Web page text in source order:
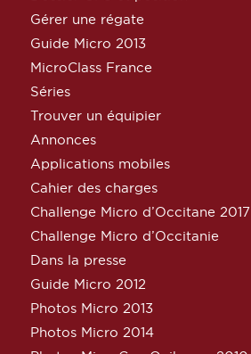
Gérer une régate
Guide Micro 2013
MicroClass France
Séries
Trouver un équipier
Annonces
Applications mobiles
Cahier des charges
Challenge Micro d’Occitane 2017
Challenge Micro d’Occitanie
Dans la presse
Guide Micro 2012
Photos Micro 2013
Photos Micro 2014